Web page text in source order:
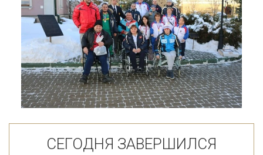
СЕГОДНЯ ЗАВЕРШИЛСЯ